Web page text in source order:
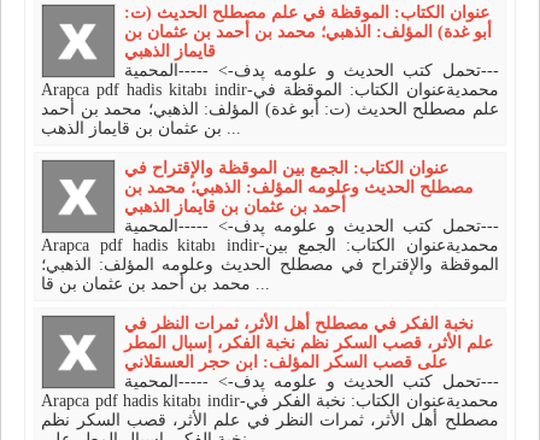
عنوان الكتاب: الموقظة في علم مصطلح الحديث (ت:
أبو غدة) المؤلف: الذهبي؛ محمد بن أحمد بن عثمان بن
قايماز الذهبي
تحمل كتب الحديث و علومه پدف-> -----المحمية---
Arapca pdf hadis kitabı indir-محمديةعنوان الكتاب: الموقظة في
علم مصطلح الحديث (ت: أبو غدة) المؤلف: الذهبي؛ محمد بن أحمد
بن عثمان بن قايماز الذهب ...
عنوان الكتاب: الجمع بين الموقظة والإقتراح في
مصطلح الحديث وعلومه المؤلف: الذهبي؛ محمد بن
أحمد بن عثمان بن قايماز الذهبي
تحمل كتب الحديث و علومه پدف-> -----المحمية---
Arapca pdf hadis kitabı indir-محمديةعنوان الكتاب: الجمع بين
الموقظة والإقتراح في مصطلح الحديث وعلومه المؤلف: الذهبي؛
محمد بن أحمد بن عثمان بن قا ...
نخبة الفكر في مصطلح أهل الأثر، ثمرات النظر في
علم الأثر، قصب السكر نظم نخبة الفكر، إسبال المطر
على قصب السكر المؤلف: ابن حجر العسقلاني
تحمل كتب الحديث و علومه پدف-> -----المحمية---
Arapca pdf hadis kitabı indir-محمديةعنوان الكتاب: نخبة الفكر في
مصطلح أهل الأثر، ثمرات النظر في علم الأثر، قصب السكر نظم